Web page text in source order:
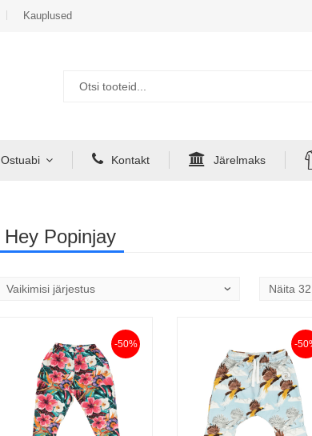
Kauplused
Ostuabi Kontakt Järelmaks
Hey Popinjay
-50% -